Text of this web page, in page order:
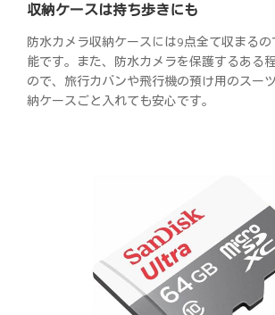
収納ケースは持ち歩きにも
防水カメラ収納ケースには9点全て収まる
能です。また、防水カメラを保護するある
ので、旅行カバンや飛行機の預け用のスー
納ケースごと入れても安心です。